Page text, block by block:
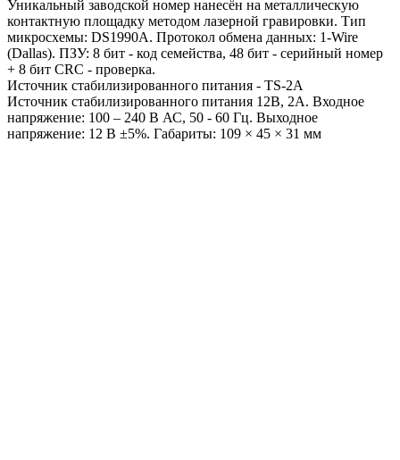
Уникальный заводской номер нанесён на металлическую
контактную площадку методом лазерной гравировки. Тип
микросхемы: DS1990A. Протокол обмена данных: 1-Wire
(Dallas). ПЗУ: 8 бит - код семейства, 48 бит - серийный номер
+ 8 бит CRC - проверка.
Источник стабилизированного питания - TS-2A
Источник стабилизированного питания 12В, 2А. Входное
напряжение: 100 – 240 В АС, 50 - 60 Гц. Выходное
напряжение: 12 В ±5%. Габариты: 109 × 45 × 31 мм